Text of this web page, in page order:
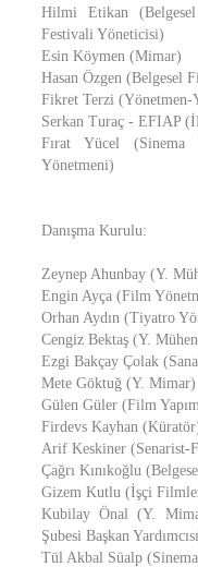
Hilmi Etikan
Festivali Yöneticisi)
Esin Köymen (Mimar)
Hasan Özgen (Belgesel
Fikret Terzi (Yönetmen-
Serkan Turaç - EFIAP
Fırat Yücel (Sinema
Yönetmeni)
Danışma Kurulu:
Zeynep Ahunbay (Y.
Engin Ayça (Film
Orhan Aydın (Tiyatro
Cengiz Bektaş (Y.
Ezgi Bakçay Çolak
Mete Göktuğ (Y. Mimar)
Gülen Güler (Film
Firdevs Kayhan
Arif Keskiner (Senarist-
Çağrı Kınıkoğlu
Gizem Kutlu (İşçi
Kubilay Önal (Y.
Şubesi Başkan
Tül Akbal Süalp